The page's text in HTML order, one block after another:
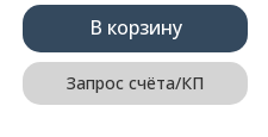
В корзину
Запрос счёта/КП